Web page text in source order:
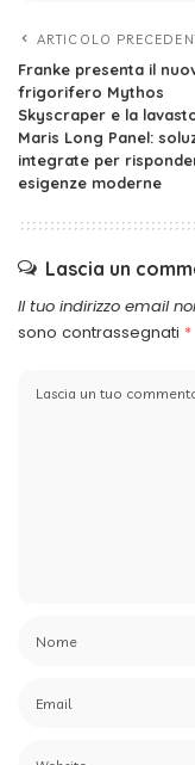
ARTICOLO
Franke presenta il
frigorifero Mythos
Skyscraper e la
Maris Long Panel:
integrate per
esigenze moderne
Lascia un
Il tuo indirizzo email
sono contrassegnati *